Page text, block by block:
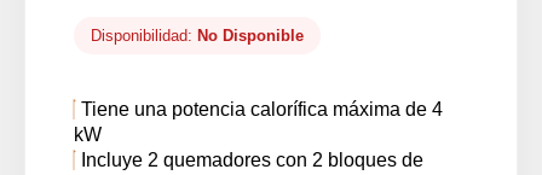
Disponibilidad: No Disponible
Tiene una potencia calorífica máxima de 4
kW
Incluye 2 quemadores con 2 bloques de